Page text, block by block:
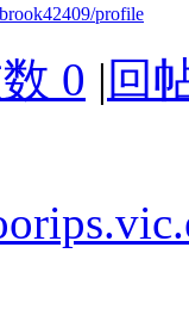
profile
0 | 回